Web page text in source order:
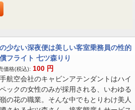
少ない深夜便は美しい客室乗務員の性的
フライト 七ツ森りり
価格(税込): 100 円
航空会社のキャビンアテンダントはハイ
ックの女性のみが採用される、いわゆる
の花の職業。そんな中でもとりわけ美人